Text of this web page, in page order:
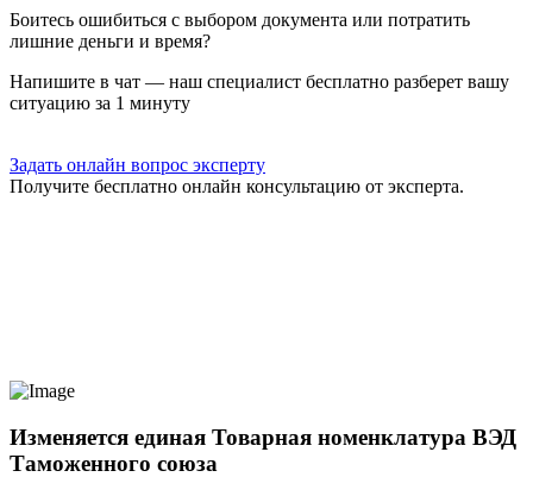
Боитесь ошибиться с выбором документа или потратить
лишние деньги и время?
Напишите в чат — наш специалист бесплатно разберет вашу
ситуацию за 1 минуту
Задать онлайн вопрос эксперту
Получите бесплатно онлайн консультацию от эксперта.
Изменяется единая Товарная номенклатура ВЭД
Таможенного союза